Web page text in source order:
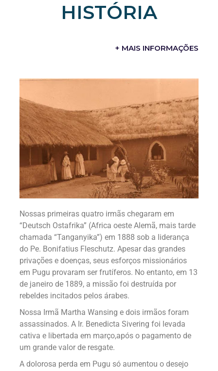
HISTÓRIA
+ MAIS INFORMAÇÕES
Nossas primeiras quatro irmãs chegaram em
“Deutsch Ostafrika” (Africa oeste Alemã, mais tarde
chamada “Tanganyika”) em 1888 sob a liderança
do Pe. Bonifatius Fleschutz. Apesar das grandes
privações e doenças, seus esforços missionários
em Pugu provaram ser frutíferos. No entanto, em 13
de janeiro de 1889, a missão foi destruída por
rebeldes incitados pelos árabes.
Nossa Irmã Martha Wansing e dois irmãos foram
assassinados. A Ir. Benedicta Sivering foi levada
cativa e libertada em março,após o pagamento de
um grande valor de resgate.
A dolorosa perda em Pugu só aumentou o desejo